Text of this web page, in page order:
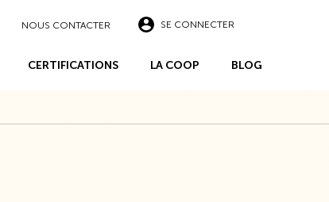
NOUS CONTACTER SE CONNECTER
CERTIFICATIONS LA COOP BLOG